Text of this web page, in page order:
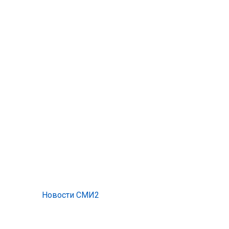
Новости СМИ2